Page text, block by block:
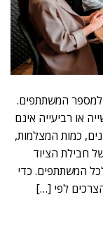
המשתתפים.
או רביעייה אינם
כמות המצלמות,
חבילת הציוד
המשתתפים. כדי
לפי […]